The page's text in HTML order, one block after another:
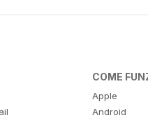
COME
Apple
Android